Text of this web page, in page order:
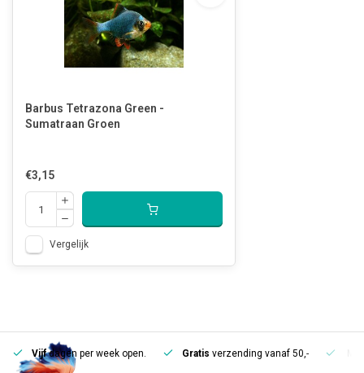
Barbus Tetrazona Green -
Sumatraan Groen
€3,15
Vergelijk
Vijfdagen per week open. Gratis verzending vanaf 50,-